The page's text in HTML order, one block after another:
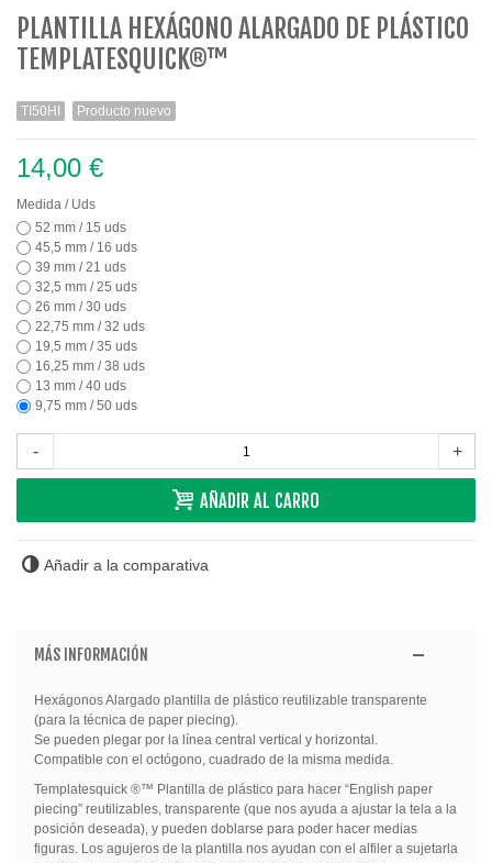
PLANTILLA HEXÁGONO ALARGADO DE PLÁSTICO
TEMPLATESQUICK®™
TI50HI Producto nuevo
14,00 €
Medida / Uds
52 mm / 15 uds
45,5 mm / 16 uds
39 mm / 21 uds
32,5 mm / 25 uds
26 mm / 30 uds
22,75 mm / 32 uds
19,5 mm / 35 uds
16,25 mm / 38 uds
13 mm / 40 uds
9,75 mm / 50 uds
- +
AÑADIR AL CARRO
Añadir a la comparativa
MÁS INFORMACIÓN
Hexágonos Alargado plantilla de plástico reutilizable transparente
(para la técnica de paper piecing).
Se pueden plegar por la línea central vertical y horizontal.
Compatible con el octógono, cuadrado de la misma medida.
Templatesquick ®™ Plantilla de plástico para hacer “English paper
piecing” reutilizables, transparente (que nos ayuda a ajustar la tela a la
posición deseada), y pueden doblarse para poder hacer medias
figuras. Los agujeros de la plantilla nos ayudan con el alfiler a sujetarla